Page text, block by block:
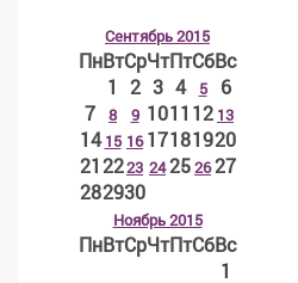
Сентябрь 2015
ПнВтСрЧтПтСбВс
1
2 3 4 5
6
7
8 9 1011 12 13
14 15 16 17181920
212223 24252627
282930
Ноябрь 2015
ПнВтСрЧтПтСбВс
1